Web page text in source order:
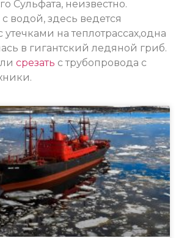
Сульфата, неизвестно.
водой, здесь ведется
утечками на теплотрассах,одна
в гигантский ледяной гриб.
срезать с трубопровода с